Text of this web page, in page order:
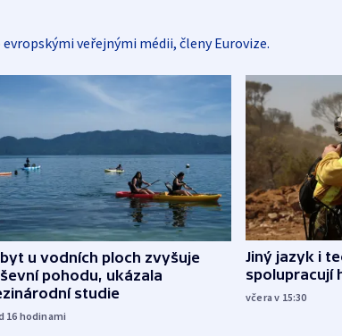
veřejnými médii, členy Eurovize.
u vodních ploch zvyšuje
pohodu, ukázala
studie
16 hodinami
Jiný jazyk i
spolupracují
včera v 15:30